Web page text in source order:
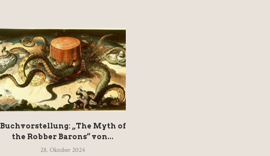
Buchvorstellung: „The Myth of
the Robber Barons“ von...
28. Oktober 2024